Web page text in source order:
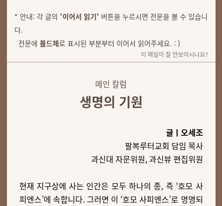
* 안내: 각 글의 '이어서 읽기' 버튼을 누르시면 전문을 볼 수 있습니
다.
전문에 볼드체로 표시된 부분부터 이어서 읽어주세요. : )
이 메일이 잘 안보이시나요?
메인 칼럼
생명의 기원
글ㅣ오세조
팔복루터교회 담임 목사
과신대 자문위원, 과신뷰 편집위원
현재 지구상에 사는 인간은 모두 하나의 종, 즉 ‘호모 사
피엔스’에 속합니다. 그러면 이 ‘호모 사피엔스’로 명명되